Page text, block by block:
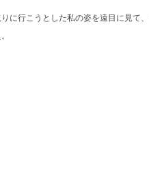
に行こうとした私の姿を遠目に見て